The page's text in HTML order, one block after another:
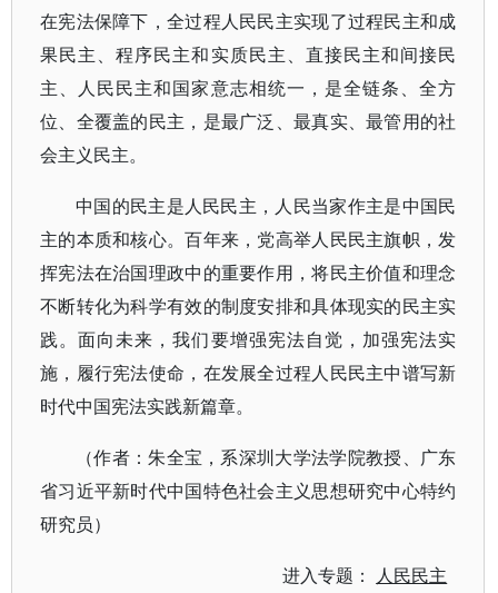
在宪法保障下，全过程人民民主实现了过程民主和成
果民主、程序民主和实质民主、直接民主和间接民
主、人民民主和国家意志相统一，是全链条、全方
位、全覆盖的民主，是最广泛、最真实、最管用的社
会主义民主。
中国的民主是人民民主，人民当家作主是中国民
主的本质和核心。百年来，党高举人民民主旗帜，发
挥宪法在治国理政中的重要作用，将民主价值和理念
不断转化为科学有效的制度安排和具体现实的民主实
践。面向未来，我们要增强宪法自觉，加强宪法实
施，履行宪法使命，在发展全过程人民民主中谱写新
时代中国宪法实践新篇章。
（作者：朱全宝，系深圳大学法学院教授、广东
省习近平新时代中国特色社会主义思想研究中心特约
研究员）
进入专题： 人民民主